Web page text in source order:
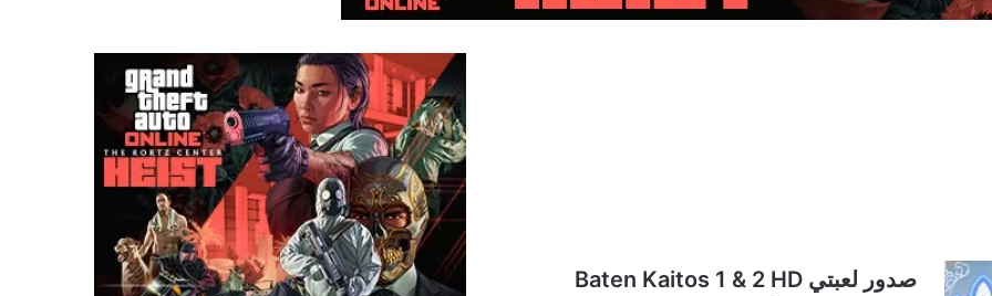
صدور لعبتي Baten Kaitos 1 & 2 HD